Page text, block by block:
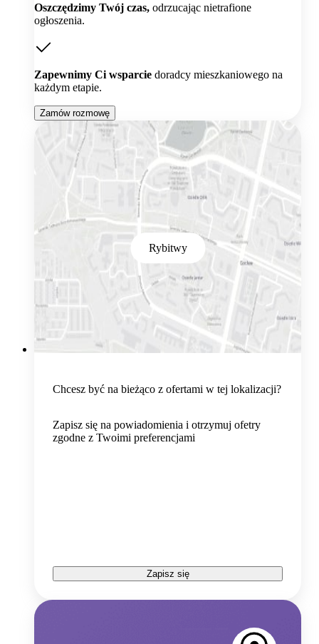
Oszczędzimy Twój czas, odrzucając nietrafione
ogłoszenia.
Zapewnimy Ci wsparcie doradcy mieszkaniowego na
każdym etapie.
Zamów rozmowę
Rybitwy
Chcesz być na bieżąco z ofertami w tej lokalizacji?
Zapisz się na powiadomienia i otrzymuj ofetry
zgodne z Twoimi preferencjami
Zapisz się